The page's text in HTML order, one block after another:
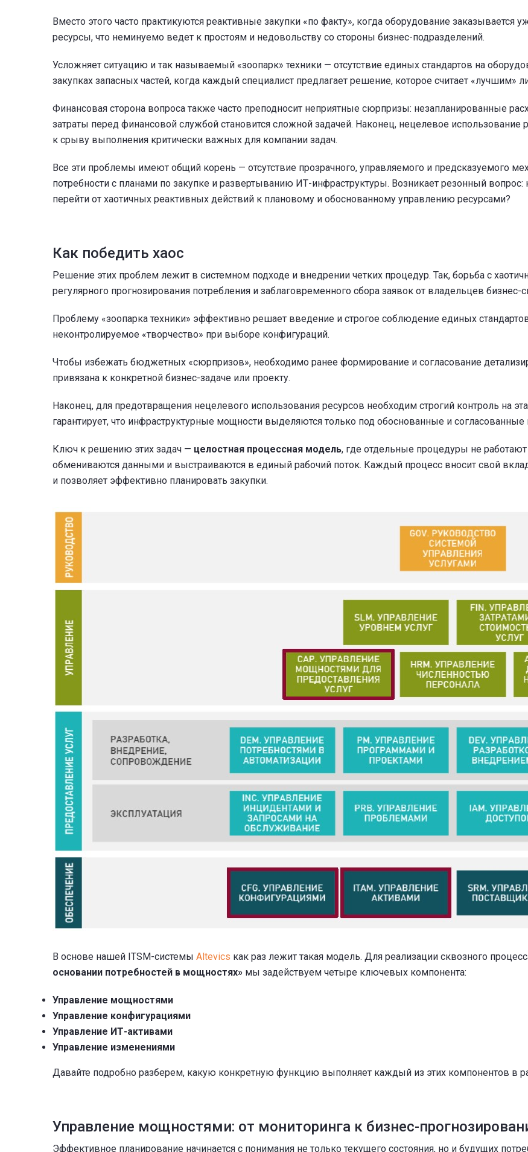
Вместо этого часто практикуются реактивные закупки «по факту», когда оборудование заказывается
ресурсы, что неминуемо ведет к простоям и недовольству со стороны бизнес-подразделений.
Усложняет ситуацию и так называемый «зоопарк» техники — отсутствие единых стандартов на
закупках запасных частей, когда каждый специалист предлагает решение, которое считает «лучшим»
Финансовая сторона вопроса также часто преподносит неприятные сюрпризы: незапланированные
затраты перед финансовой службой становится сложной задачей. Наконец, нецелевое использование
к срыву выполнения критически важных для компании задач.
Все эти проблемы имеют общий корень — отсутствие прозрачного, управляемого и предсказуемого
потребности с планами по закупке и развертыванию ИТ-инфраструктуры. Возникает резонный
перейти от хаотичных реактивных действий к плановому и обоснованному управлению ресурсами?
Как победить хаос
Решение этих проблем лежит в системном подходе и внедрении четких процедур. Так, борьба с
регулярного прогнозирования потребления и заблаговременного сбора заявок от владельцев бизнес-
Проблему «зоопарка техники» эффективно решает введение и строгое соблюдение единых
неконтролируемое «творчество» при выборе конфигураций.
Чтобы избежать бюджетных «сюрпризов», необходимо ранее формирование и согласование
привязана к конкретной бизнес-задаче или проекту.
Наконец, для предотвращения нецелевого использования ресурсов необходим строгий контроль на
гарантирует, что инфраструктурные мощности выделяются только под обоснованные и согласованные
Ключ к решению этих задач — целостная процессная модель, где отдельные процедуры не
обмениваются данными и выстраиваются в единый рабочий поток. Каждый процесс вносит свой
и позволяет эффективно планировать закупки.
В основе нашей ITSM-системы Altevics как раз лежит такая модель. Для реализации сквозного
основании потребностей в мощностях» мы задействуем четыре ключевых компонента:
Управление мощностями
Управление конфигурациями
Управление ИТ-активами
Управление изменениями
Давайте подробно разберем, какую конкретную функцию выполняет каждый из этих компонентов в
Управление мощностями: от мониторинга к бизнес-
Эффективное планирование начинается с понимания не только текущего состояния, но и будущих